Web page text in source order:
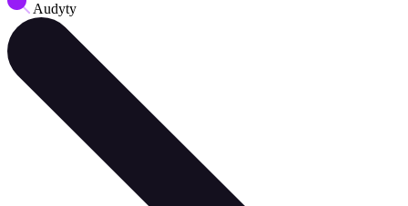
Audyty